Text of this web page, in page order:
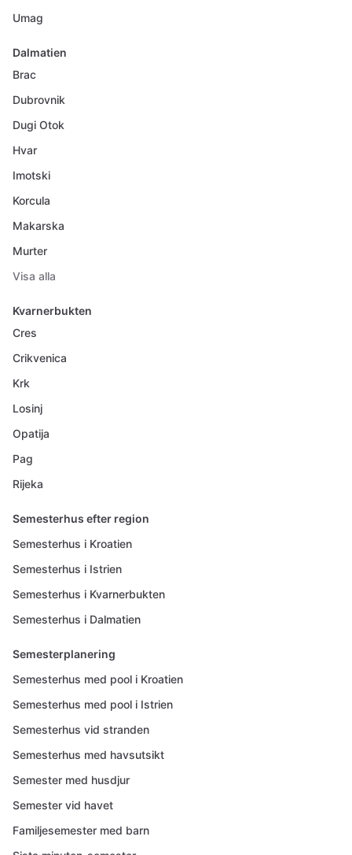
Umag
Dalmatien
Brac
Dubrovnik
Dugi Otok
Hvar
Imotski
Korcula
Makarska
Murter
Visa alla
Kvarnerbukten
Cres
Crikvenica
Krk
Losinj
Opatija
Pag
Rijeka
Semesterhus efter region
Semesterhus i Kroatien
Semesterhus i Istrien
Semesterhus i Kvarnerbukten
Semesterhus i Dalmatien
Semesterplanering
Semesterhus med pool i Kroatien
Semesterhus med pool i Istrien
Semesterhus vid stranden
Semesterhus med havsutsikt
Semester med husdjur
Semester vid havet
Familjesemester med barn